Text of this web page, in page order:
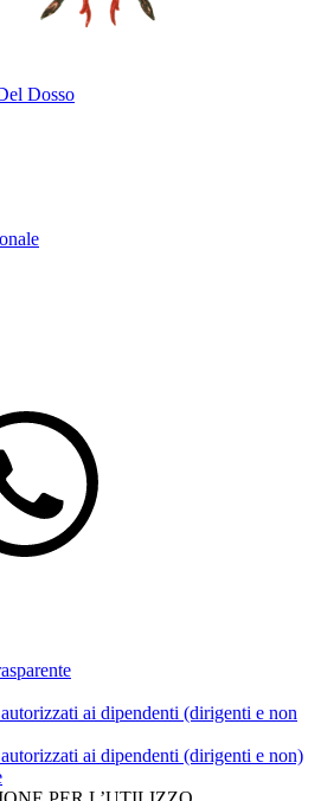
Dosso
ai dipendenti (dirigenti e non
ai dipendenti (dirigenti e non)